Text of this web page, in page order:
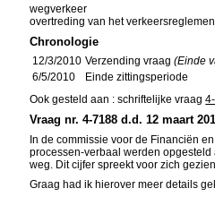
wegverkeer
overtreding van het
Chronologie
12/3/2010 Verzending vraag(Einde
6/5/2010
Einde zittingsperiode
Ook gesteld aan : schriftelijke vraag
Vraag nr. 4-7188 d.d. 12 maart
In de commissie voor de Financiën
processen-verbaal werden
weg. Dit cijfer spreekt voor zich
Graag had ik hierover meer details